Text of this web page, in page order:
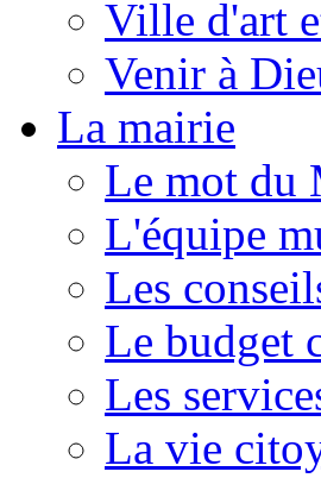
Ville d'art
Venir à
La mairie
Le mot du
L'équipe
Les
Le budget
Les
La vie